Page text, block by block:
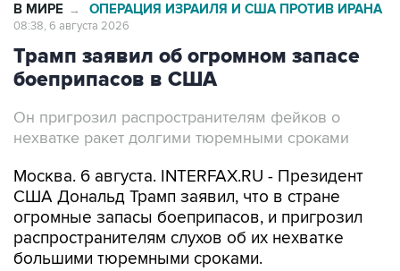
В МИРЕ → ОПЕРАЦИЯ ИЗРАИЛЯ И США ПРОТИВ ИРАНА
08:38, 6 августа 2026
Трамп заявил об огромном запасе
боеприпасов в США
Он пригрозил распространителям фейков о
нехватке ракет долгими тюремными сроками
Москва. 6 августа. INTERFAX.RU - Президент
США Дональд Трамп заявил, что в стране
огромные запасы боеприпасов, и пригрозил
распространителям слухов об их нехватке
большими тюремными сроками.